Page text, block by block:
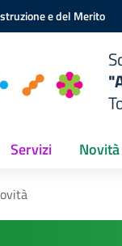
e del Merito
Servizi Novità